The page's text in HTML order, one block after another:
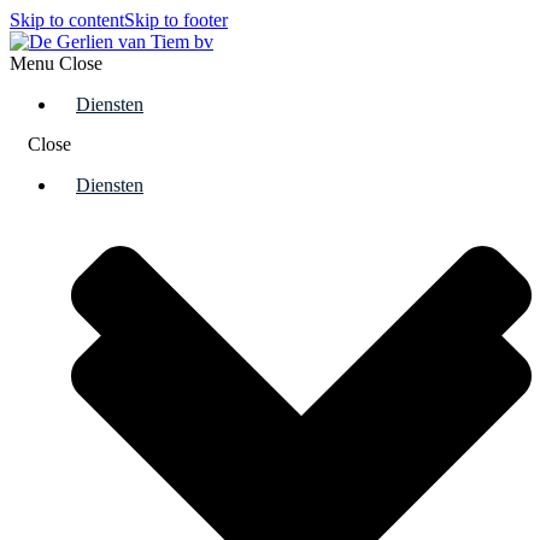
Skip to contentSkip to footer
Menu Close
Diensten
Close
Diensten